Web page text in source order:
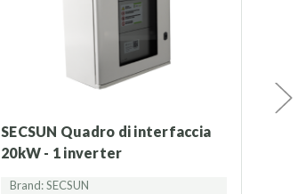
SECSUN Quadro di interfaccia
20kW - 1 inverter
Brand: SECSUN